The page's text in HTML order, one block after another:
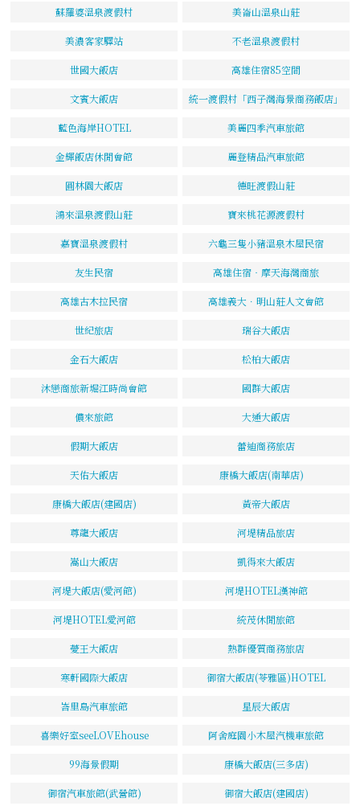
蘇羅婆溫泉渡假村 美崙山溫泉山莊
美濃客家驛站 不老溫泉渡假村
世國大飯店 高雄住宿85空間
文賓大飯店 統一渡假村「西子灣海景商務飯店」
藍色海岸HOTEL 美麗四季汽車旅館
金輝飯店休閒會館 麗登精品汽車旅館
圓林園大飯店 德旺渡假山莊
鴻來溫泉渡假山莊 寶來桃花源渡假村
嘉寶溫泉渡假村 六龜三隻小豬溫泉木屋民宿
友生民宿 高雄住宿‧摩天海灣商旅
高雄古木拉民宿 高雄義大．明山莊人文會館
世紀旅店 瑞谷大飯店
金石大飯店 松柏大飯店
沐戀商旅新堀江時尚會館 國群大飯店
儂來旅館 大通大飯店
假期大飯店 蕾迪商務旅店
天佑大飯店 康橋大飯店(南華店)
康橋大飯店(建國店) 黃帝大飯店
尊龍大飯店 河堤精品旅店
嵩山大飯店 凱得來大飯店
河堤大飯店(愛河館) 河堤HOTEL漢神館
河堤HOTEL愛河館 統茂休閒旅館
薆王大飯店 熱群優質商務旅店
寒軒國際大飯店 御宿大飯店(苓雅區)HOTEL
峇里島汽車旅館 星辰大飯店
喜樂好室seeLOVEhouse 阿舍庭園小木屋汽機車旅館
99海景假期 康橋大飯店(三多店)
御宿汽車旅館(武營館) 御宿大飯店(建國店)